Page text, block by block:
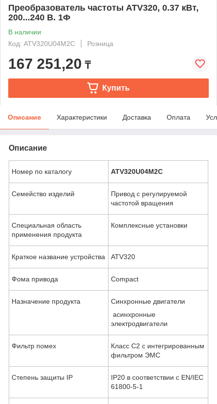
Преобразователь частоты ATV320, 0.37 кВт,
200...240 В. 1Ф
В наличии
Код: ATV320U04M2C
Розница
167 251,20 ₸
Купить
Описание Характеристики Доставка Оплата
Описание
Номер по каталогу ATV320U04M2C
Семейство изделий
Привод с регулируемой
частотой вращения
Специальная область
применения продукта
Комплексные установки
Краткое название устройства ATV320
Фома привода Compact
Назначение продукта
Синхронные двигатели
асинхронные
электродвигатели
Фильтр помех
Класс С2 с интегрированным
фильтром ЭМС
Степень защиты IP
IP20 в соответствии с EN/IEC
61800-5-1